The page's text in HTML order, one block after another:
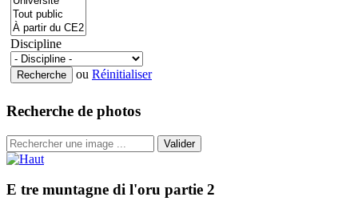
Discipline
ou Réinitialiser
Recherche de photos
Valider
E tre muntagne di l'oru partie 2